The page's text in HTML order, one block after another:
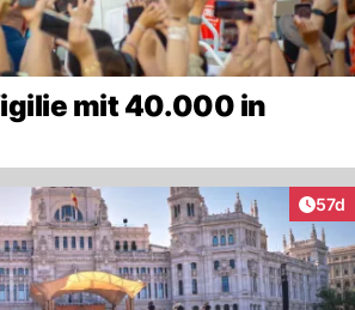
mit 40.000 in
57d